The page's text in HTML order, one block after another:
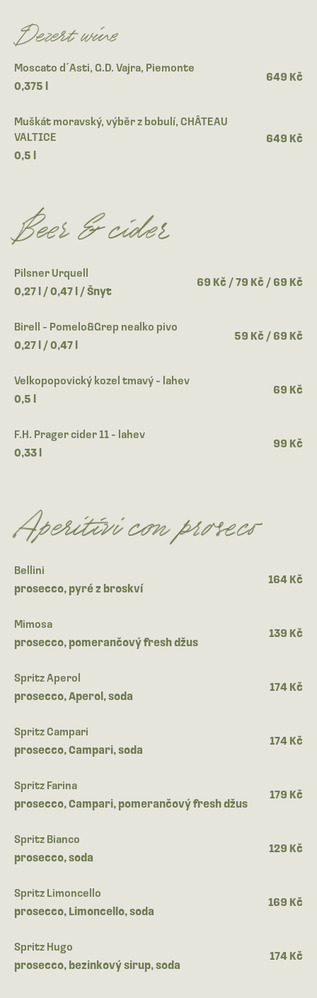
Dezert wine
Moscato d´Asti, G.D. Vajra, Piemonte
0,375 l
649 Kč
Muškát moravský, výběr z bobulí, CHÂTEAU
VALTICE
0,5 l
649 Kč
Beer & cider
Pilsner Urquell
0,27 l / 0,47 l / Šnyt
69 Kč / 79 Kč / 69 Kč
Birell - Pomelo&Grep nealko pivo
0,27 l / 0,47 l
59 Kč / 69 Kč
Velkopopovický kozel tmavý - lahev
0,5 l
69 Kč
F.H. Prager cider 11 - lahev
0,33 l
99 Kč
Aperitivi con proseco
Bellini
prosecco, pyré z broskví
164 Kč
Mimosa
prosecco, pomerančový fresh džus
139 Kč
Spritz Aperol
prosecco, Aperol, soda
174 Kč
Spritz Campari
prosecco, Campari, soda
174 Kč
Spritz Farina
prosecco, Campari, pomerančový fresh džus
179 Kč
Spritz Bianco
prosecco, soda
129 Kč
Spritz Limoncello
prosecco, Limoncello, soda
169 Kč
Spritz Hugo
prosecco, bezinkový sirup, soda
174 Kč